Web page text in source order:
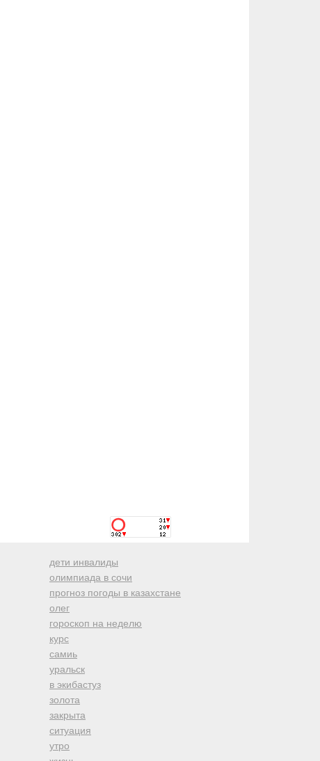
дети инвалиды
олимпиада в сочи
прогноз погоды в казахстане
олег
гороскоп на неделю
курс
самиь
уральск
в экибастуз
золота
закрыта
ситуация
утро